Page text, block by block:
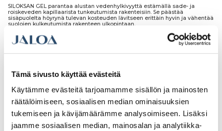
Tämä sivusto käyttää evästeitä
Käytämme evästeitä tarjoamamme sisällön ja mainosten
räätälöimiseen, sosiaalisen median ominaisuuksien
tukemiseen ja kävijämäärämme analysoimiseen. Lisäksi
jaamme sosiaalisen median, mainosalan ja analytiikka-
SILOKSAN GEL parantaa alustan vedenhylkivyyttä estämällä sade- ja
roiskeveden kapillaarista tunkeutumista rakenteisiin. Se päästää
sisäpuolelta höyrynä tulevan kosteuden lävitseen erittäin hyvin ja vähentää
suolojen kulkeutumista rakenteen ulkopintaan.
Tutustu myös